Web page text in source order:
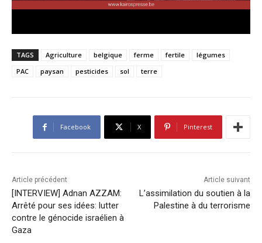
TAGS Agriculture belgique ferme fertile
légumes
PAC
paysan pesticides sol terre
Facebook X Pinterest
Article précédent
[INTERVIEW] Adnan AZZAM:
Arrêté pour ses idées: lutter
contre le génocide israélien à
Gaza
Article suivant
L’assimilation du soutien à la
Palestine à du terrorisme